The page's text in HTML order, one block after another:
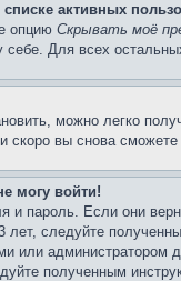
активных
опцию Скрывать моё
Для всех
можно легко
скоро вы снова
могу войти!
и пароль. Если они
лет, следуйте
или
полученным